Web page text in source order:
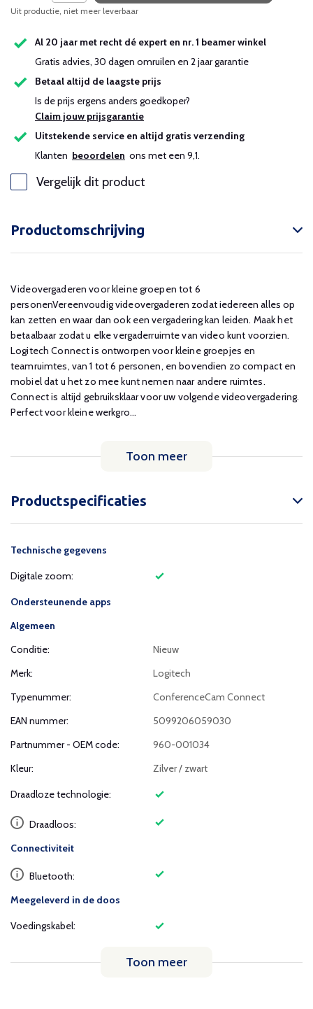
Uit productie, niet meer leverbaar
Al 20 jaar met recht dé expert en nr. 1 beamer winkel
Gratis advies, 30 dagen omruilen en 2 jaar garantie
Betaal altijd de laagste prijs
Is de prijs ergens anders goedkoper?
Claim jouw prijsgarantie
Uitstekende service en altijd gratis verzending
Klanten beoordelen ons met een 9,1.
Vergelijk dit product
Productomschrijving
Videovergaderen voor kleine groepen tot 6
personenVereenvoudig videovergaderen zodat iedereen alles op
kan zetten en waar dan ook een vergadering kan leiden. Maak het
betaalbaar zodat u elke vergaderruimte van video kunt voorzien.
Logitech Connect is ontworpen voor kleine groepjes en
teamruimtes, van 1 tot 6 personen, en bovendien zo compact en
mobiel dat u het zo mee kunt nemen naar andere ruimtes.
Connect is altijd gebruiksklaar voor uw volgende videovergadering.
Perfect voor kleine werkgro...
Toon meer
Productspecificaties
Technische gegevens
Digitale zoom:
Ondersteunende apps
Algemeen
Conditie:
Nieuw
Merk:
Logitech
Typenummer:
ConferenceCam Connect
EAN nummer:
5099206059030
Partnummer - OEM code:
960-001034
Kleur:
Zilver / zwart
Draadloze technologie:
Draadloos:
Connectiviteit
Bluetooth:
Meegeleverd in de doos
Voedingskabel:
Toon meer